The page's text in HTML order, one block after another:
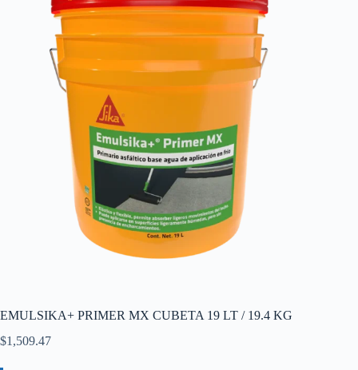
EMULSIKA+ PRIMER MX CUBETA 19 LT / 19.4 KG
$1,509.47